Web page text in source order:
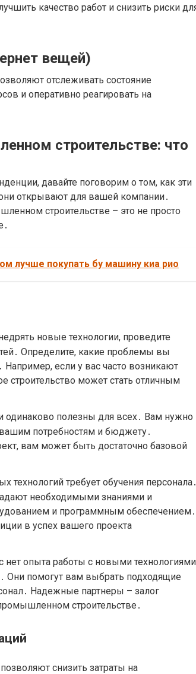
качество работ и снизить риски
вещей)
отслеживать состояние
и оперативно реагировать на
строительстве: что
давайте поговорим о том, как эти
открывают для вашей компании․
строительстве – это не просто
лучше покупать бу машину киа рио
новые технологии, проведите
Определите, какие проблемы вы
Например, если у вас часто возникают
строительство может стать отличным
одинаково полезны для всех․ Вам нужно
потребностям и бюджету․
вам может быть достаточно базовой
технологий требует обучения персонала․
необходимыми знаниями и
и программным обеспечением․
в успех вашего проекта
нет опыта работы с новыми
Они помогут вам выбрать подходящие
Надежные партнеры – залог
строительстве․
снизить затраты на